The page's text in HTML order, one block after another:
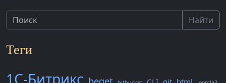
Найти
Теги
1С-Битрикс